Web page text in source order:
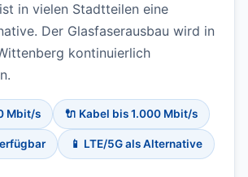
in vielen Stadtteilen eine
Der Glasfaserausbau wird in
kontinuierlich
Mbit/s 🔌 Kabel bis 1.000 Mbit/s
📱 LTE/5G als Alternative